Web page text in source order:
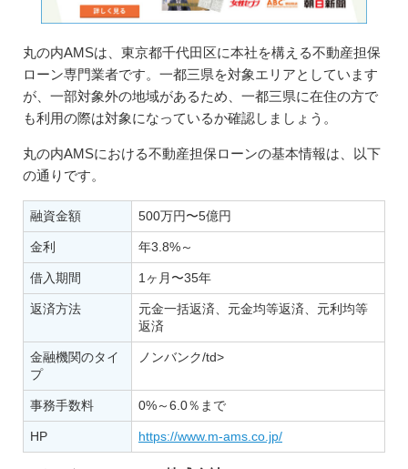
丸の内AMSは、東京都千代田区に本社を構える不動産担保
ローン専門業者です。一都三県を対象エリアとしています
が、一部対象外の地域があるため、一都三県に在住の方で
も利用の際は対象になっているか確認しましょう。
丸の内AMSにおける不動産担保ローンの基本情報は、以下
の通りです。
融資金額 500万円〜5億円
金利 年3.8%～
借入期間 1ヶ月〜35年
返済方法
元金一括返済、元金均等返済、元利均等
返済
金融機関のタイ
プ
ノンバンク/td>
事務手数料 0%～6.0％まで
HP https://www.m-ams.co.jp/